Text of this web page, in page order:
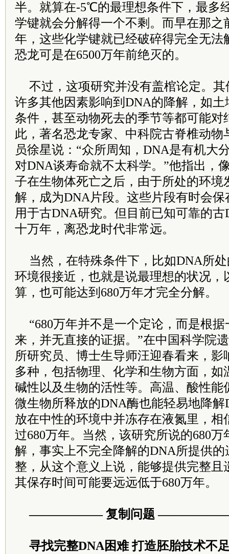
半。就算在-5℃的最理想条件下，最多
学键就会分解得一个不剩。而早在那之
年，这些化学键就已经破碎得完全无法
恐龙可是在6500万年前绝灭的。
不过，这项研究并没有盖棺论定。
许多其他因素影响到DNA的降解，如
条件，甚至动物死去的季节等都可能对
此，著名恐龙专家、中科院古脊椎动物
员徐星说：“众所周知，DNA是有机大
对DNA谈寿命就不太科学。”他指出，
子在生物体死亡之后，由于所处的环境
解，成为DNA片段。这些片段有时会
用于古DNA研究。但目前已知可靠的
十万年，离恐龙时代非常远。
当然，在特殊条件下，比如DNA所
环境很接近，也就是说最理想的状况，
算，也可能达到680万年才完全分解。
“680万年并不是一个定论，而是根
来，并无直接的证据。”在中国科学院
所研究员、博士生导师汪迎春看来，影
多种，包括物理、化学和生物方面，如
碱性以及生物的活性等。高温、酸性能
微生物所释放的DNA酶也能轻易地降
放在中性的环境中并冻存在液氮里，相
过680万年。当然，该研究所说的680
解，事实上不完全降解的DNA所提供
整，从这个意义上说，能够提供完整且
其保存时间可能要远远低于680万年。
—————— 复制问题
寻找完整DNA困难 打造胚胎技术不